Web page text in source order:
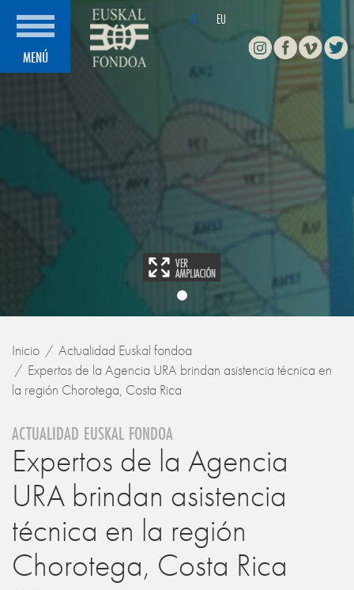
MENÚ
ES / EU
Facebook
Vimeo
Inicio
Actualidad Euskal fondoa
Expertos de la Agencia URA brindan asistencia técnica en
la región Chorotega, Costa Rica
ACTUALIDAD EUSKAL FONDOA
Expertos de la Agencia
URA brindan asistencia
técnica en la región
Chorotega, Costa Rica